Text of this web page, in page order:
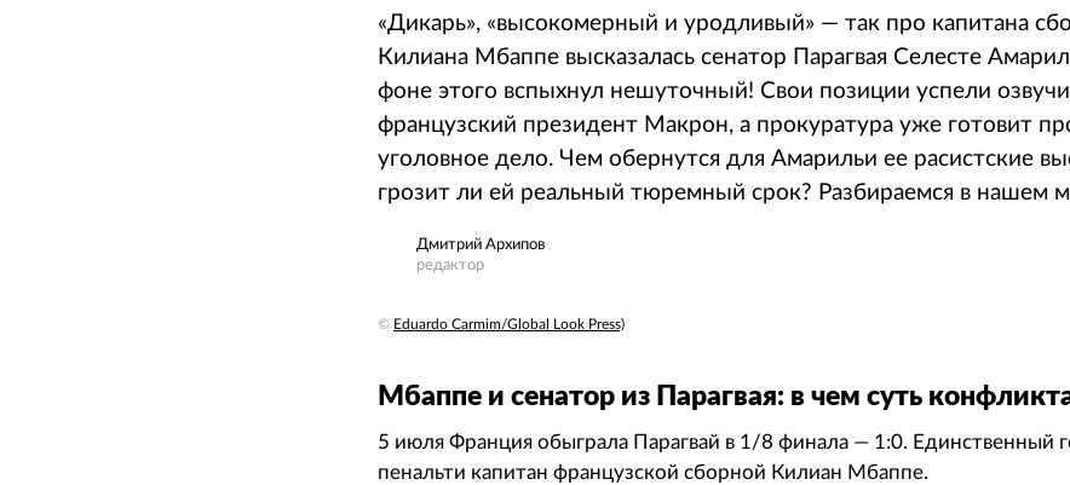
«Дикарь», «высокомерный и уродливый» — так про капитана
Килиана Мбаппе высказалась сенатор Парагвая Селесте
фоне этого вспыхнул нешуточный! Свои позиции успели
французский президент Макрон, а прокуратура уже готовит
уголовное дело. Чем обернутся для Амарильи ее расистские
грозит ли ей реальный тюремный срок? Разбираемся в нашем
Дмитрий Архипов
редактор
© Eduardo Carmim/Global Look Press)
Мбаппе и сенатор из Парагвая: в чем суть
5 июля Франция обыграла Парагвай в 1/8 финала — 1:0. Единственный
пенальти капитан французской сборной Килиан Мбаппе.